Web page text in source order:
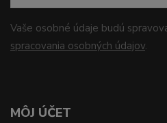
Vaše osobné údaje budú
spracovania osobných údajov.
MÔJ ÚČET